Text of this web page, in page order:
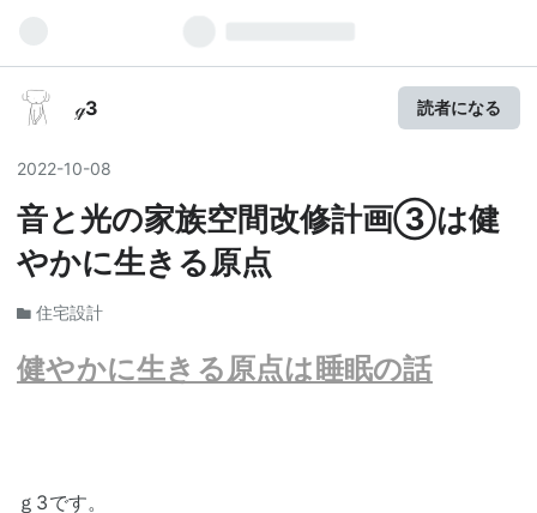
ℊ3 読者になる
2022-10-08
音と光の家族空間改修計画③は健
やかに生きる原点
住宅設計
健やかに生きる原点は睡眠の話
ｇ3です。